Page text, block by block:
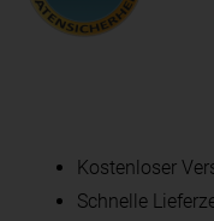
Kostenloser
Schnelle